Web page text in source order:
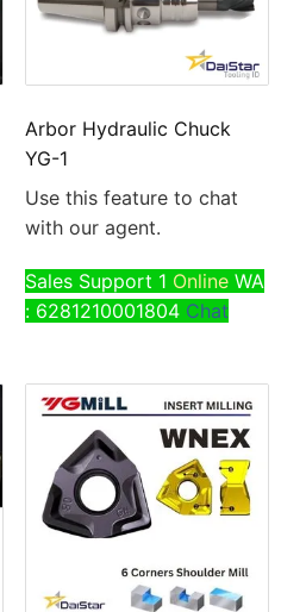
Arbor Hydraulic Chuck
YG-1
Use this feature to chat
with our agent.
Sales Support 1 Online WA
: 6281210001804 Chat